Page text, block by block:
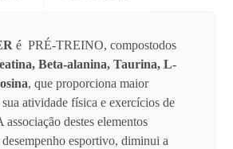
é PRÉ-TREINO, compostodos
Beta-alanina, Taurina, L-
, que proporciona maior
atividade física e exercícios de
associação destes elementos
esportivo, diminui a